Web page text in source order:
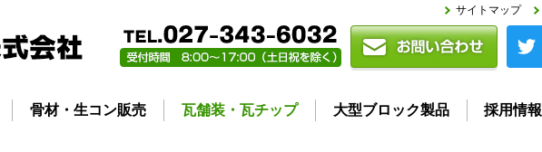
サイトマップ
骨材・生コン販売 瓦舗装・瓦チップ 大型ブロック製品 採用情報